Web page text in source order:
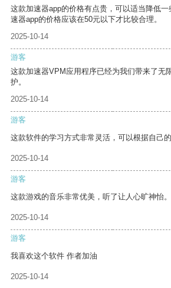
这款加速器app的价格有点贵，可以适当降低
速器app的价格应该在50元以下才比较合理。
2025-10-14
游客
这款加速器VPM应用程序已经为我们带来了无
护。
2025-10-14
游客
这款软件的学习方式非常灵活，可以根据自己
2025-10-14
游客
这款游戏的音乐非常优美，听了让人心旷神怡。
2025-10-14
游客
我喜欢这个软件 作者加油
2025-10-14